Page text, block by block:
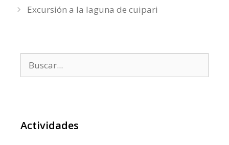
Excursión a la laguna de cuipari
Actividades